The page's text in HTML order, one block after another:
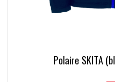
Polaire SKITA